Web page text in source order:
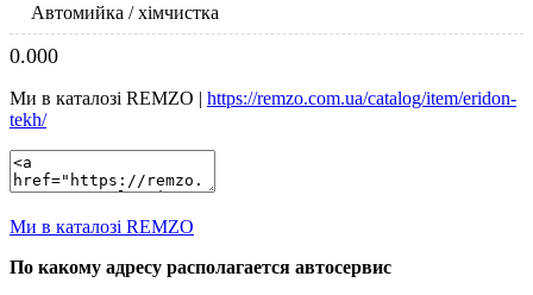
Автомийка / хімчистка
0.000
Ми в каталозі REMZO | https://remzo.com.ua/catalog/item/eridon-
tekh/
Ми в каталозі REMZO
По какому адресу располагается автосервис